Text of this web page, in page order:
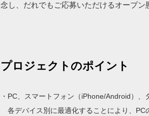
念し、だれでもご応募いただけるオープン
プロジェクトのポイント
PC、スマートフォン（iPhone/Android）、
各デバイス別に最適化することにより、PC